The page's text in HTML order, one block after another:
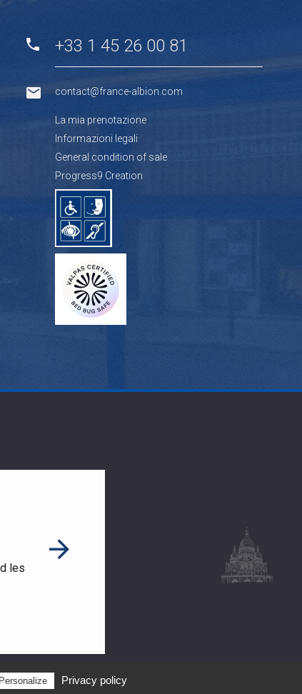
+33 1 45 26 00 81
contact@france-albion.com
La mia prenotazione
Informazioni legali
General condition of sale
Progress9 Creation
les
Personalize Privacy policy